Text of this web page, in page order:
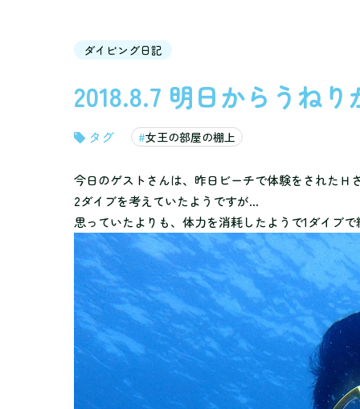
ダイビング日記
2018.8.7 明日からうね
女王の部屋の棚上
今日のゲストさんは、昨日ビーチで体験をされたＨ
2ダイブを考えていたようですが…
思っていたよりも、体力を消耗したようで1ダイブで